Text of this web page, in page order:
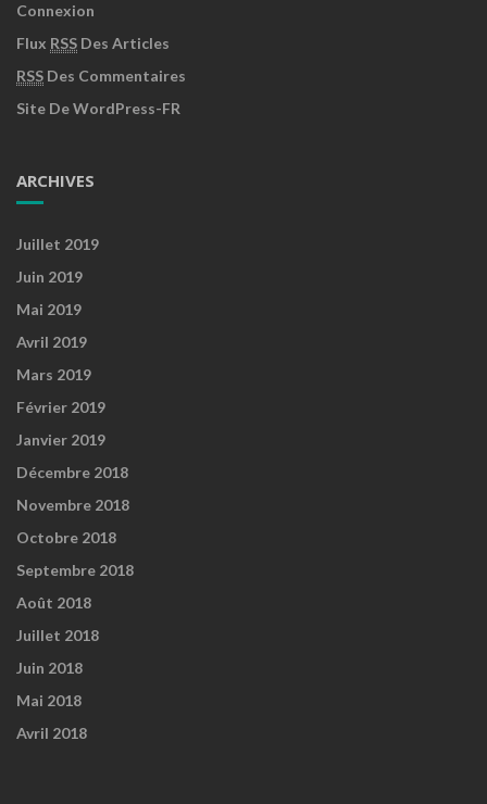
Connexion
Flux RSS Des Articles
RSS Des Commentaires
Site De WordPress-FR
ARCHIVES
Juillet 2019
Juin 2019
Mai 2019
Avril 2019
Mars 2019
Février 2019
Janvier 2019
Décembre 2018
Novembre 2018
Octobre 2018
Septembre 2018
Août 2018
Juillet 2018
Juin 2018
Mai 2018
Avril 2018